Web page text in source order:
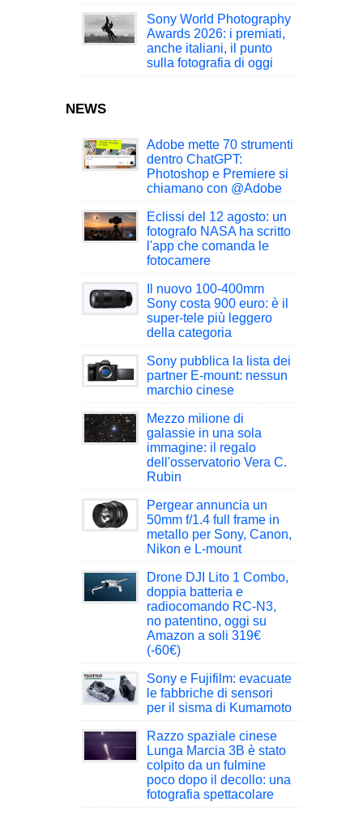
Sony World Photography
Awards 2026: i premiati,
anche italiani, il punto
sulla fotografia di oggi
NEWS
Adobe mette 70 strumenti
dentro ChatGPT:
Photoshop e Premiere si
chiamano con @Adobe
Eclissi del 12 agosto: un
fotografo NASA ha scritto
l'app che comanda le
fotocamere
Il nuovo 100-400mm
Sony costa 900 euro: è il
super-tele più leggero
della categoria
Sony pubblica la lista dei
partner E-mount: nessun
marchio cinese
Mezzo milione di
galassie in una sola
immagine: il regalo
dell'osservatorio Vera C.
Rubin
Pergear annuncia un
50mm f/1.4 full frame in
metallo per Sony, Canon,
Nikon e L-mount
Drone DJI Lito 1 Combo,
doppia batteria e
radiocomando RC-N3,
no patentino, oggi su
Amazon a soli 319€
(-60€)
Sony e Fujifilm: evacuate
le fabbriche di sensori
per il sisma di Kumamoto
Razzo spaziale cinese
Lunga Marcia 3B è stato
colpito da un fulmine
poco dopo il decollo: una
fotografia spettacolare